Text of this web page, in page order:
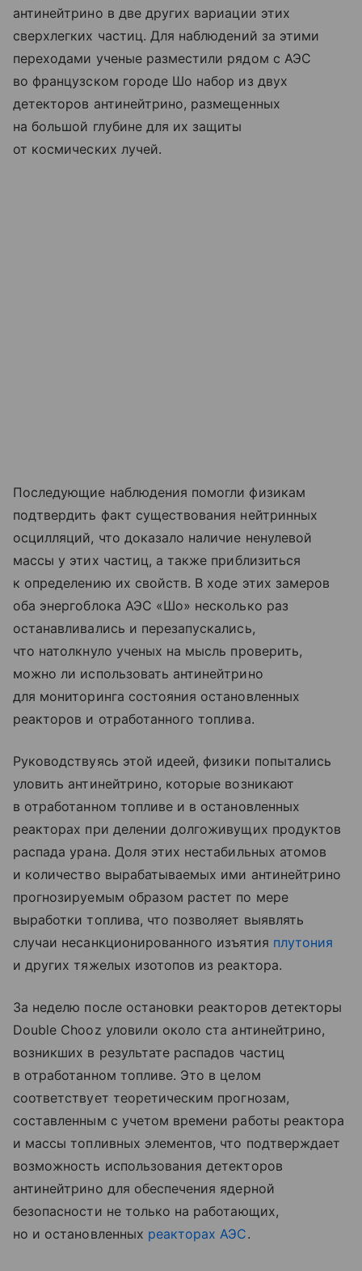
антинейтрино в две других вариации этих
сверхлегких частиц. Для наблюдений за этими
переходами ученые разместили рядом с АЭС
во французском городе Шо набор из двух
детекторов антинейтрино, размещенных
на большой глубине для их защиты
от космических лучей.
Последующие наблюдения помогли физикам
подтвердить факт существования нейтринных
осцилляций, что доказало наличие ненулевой
массы у этих частиц, а также приблизиться
к определению их свойств. В ходе этих замеров
оба энергоблока АЭС «Шо» несколько раз
останавливались и перезапускались,
что натолкнуло ученых на мысль проверить,
можно ли использовать антинейтрино
для мониторинга состояния остановленных
реакторов и отработанного топлива.
Руководствуясь этой идеей, физики попытались
уловить антинейтрино, которые возникают
в отработанном топливе и в остановленных
реакторах при делении долгоживущих продуктов
распада урана. Доля этих нестабильных атомов
и количество вырабатываемых ими антинейтрино
прогнозируемым образом растет по мере
выработки топлива, что позволяет выявлять
случаи несанкционированного изъятия плутония
и других тяжелых изотопов из реактора.
За неделю после остановки реакторов детекторы
Double Chooz уловили около ста антинейтрино,
возникших в результате распадов частиц
в отработанном топливе. Это в целом
соответствует теоретическим прогнозам,
составленным с учетом времени работы реактора
и массы топливных элементов, что подтверждает
возможность использования детекторов
антинейтрино для обеспечения ядерной
безопасности не только на работающих,
но и остановленных реакторах АЭС.